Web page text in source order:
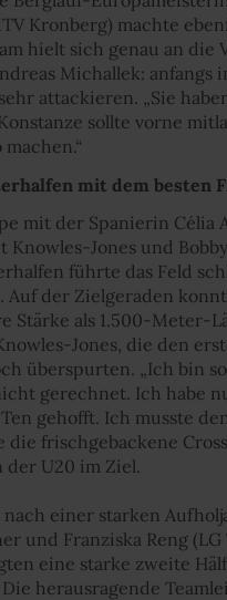
Kronberg) machte
hielt sich genau an die
Michallek: anfangs
attackieren. „Sie
sollte vorne
mit dem besten
mit der Spanierin Célia
Jones und
führte das Feld
Auf der Zielgeraden
Stärke als 1.500-Meter-
Jones, die den
überspurten. „Ich bin
gerechnet. Ich habe
gehofft. Ich musste
die frischgebackene
der U20 im Ziel.
einer starken
und Franziska Reng (LG
eine starke zweite
herausragende